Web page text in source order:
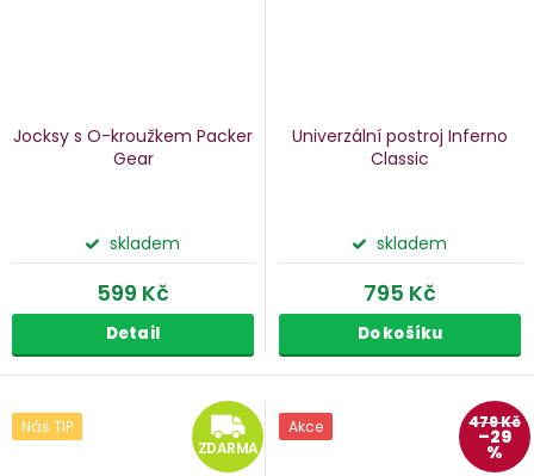
Jocksy s O-kroužkem Packer
Gear
skladem
599 Kč
Detail
Univerzální postroj Inferno
Classic
skladem
795 Kč
Do košíku
Náš TIP ZDARMA
ZDARMA
Akce 479 Kč
–29
%